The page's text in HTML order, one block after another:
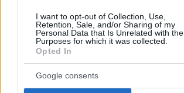
I want to opt-out of Collection, Use,
Retention, Sale, and/or Sharing of my
Personal Data that Is Unrelated with the
Purposes for which it was collected.
Opted In
Google consents